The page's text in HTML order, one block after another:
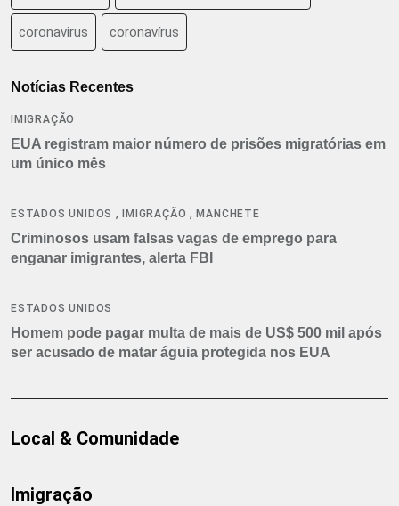
coronavirus coronavírus
Notícias Recentes
IMIGRAÇÃO
EUA registram maior número de prisões migratórias em
um único mês
ESTADOS UNIDOS ,IMIGRAÇÃO ,MANCHETE
Criminosos usam falsas vagas de emprego para
enganar imigrantes, alerta FBI
ESTADOS UNIDOS
Homem pode pagar multa de mais de US$ 500 mil após
ser acusado de matar águia protegida nos EUA
Local & Comunidade
Imigração